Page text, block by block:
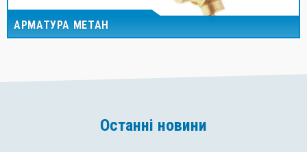
АРМАТУРА МЕТАН
Останні новини